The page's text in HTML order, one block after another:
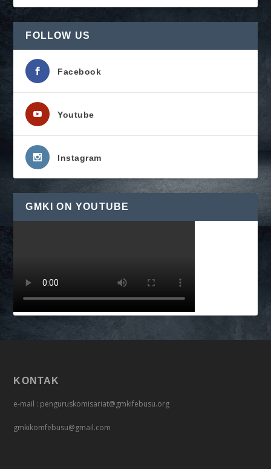
FOLLOW US
Facebook
Youtube
Instagram
GMKI ON YOUTUBE
KONTAK
e-mail : penguruskomisariat@gmkifebusu.org
gmkikomfebusu@gmail.com